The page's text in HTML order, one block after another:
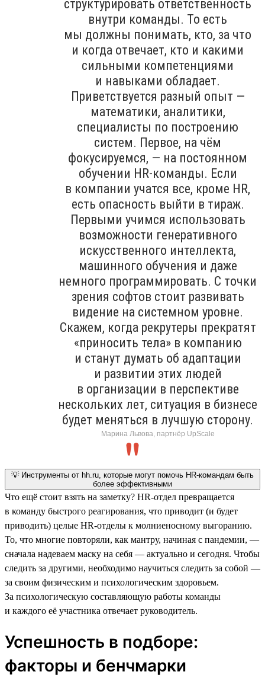
структурировать ответственность
внутри команды. То есть
мы должны понимать, кто, за что
и когда отвечает, кто и какими
сильными компетенциями
и навыками обладает.
Приветствуется разный опыт —
математики, аналитики,
специалисты по построению
систем. Первое, на чём
фокусируемся, — на постоянном
обучении HR-команды. Если
в компании учатся все, кроме HR,
есть опасность выйти в тираж.
Первыми учимся использовать
возможности генеративного
искусственного интеллекта,
машинного обучения и даже
немного программировать. С точки
зрения софтов стоит развивать
видение на системном уровне.
Скажем, когда рекрутеры прекратят
«приносить тела» в компанию
и станут думать об адаптации
и развитии этих людей
в организации в перспективе
нескольких лет, ситуация в бизнесе
будет меняться в лучшую сторону.
Марина Львова, партнёр UpScale
💡 Инструменты от hh.ru, которые могут помочь HR-командам быть
более эффективными
Что ещё стоит взять на заметку? HR-отдел превращается
в команду быстрого реагирования, что приводит (и будет
приводить) целые HR-отделы к молниеносному выгоранию.
То, что многие повторяли, как мантру, начиная с пандемии, —
сначала надеваем маску на себя — актуально и сегодня. Чтобы
следить за другими, необходимо научиться следить за собой —
за своим физическим и психологическим здоровьем.
За психологическую составляющую работы команды
и каждого её участника отвечает руководитель.
Успешность в подборе:
факторы и бенчмарки